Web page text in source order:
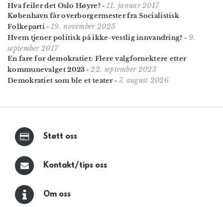
Hva feiler det Oslo Høyre?- 11. januar 2017
København får overborgermester fra Socialistisk
Folkeparti -19. november 2025
Hvem tjener politisk på ikke-vestlig innvandring? - 9.
september 2017
En fare for demokratiet: Flere valgfornektere etter
kommunevalget 2023 -22. september 2023
Demokratiet som ble et teater- 7. august 2026
Støtt oss
Kontakt/tips oss
Om oss